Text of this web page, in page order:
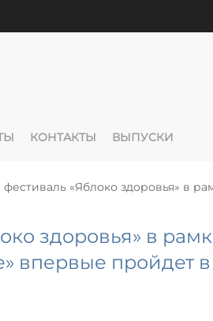
КОНТАКТЫ ВЫПУСКИ
«Яблоко здоровья» в
здоровья» в
впервые пройдет